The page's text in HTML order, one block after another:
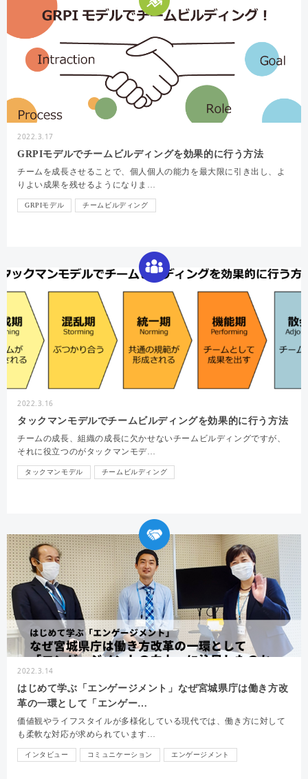
2022.3.17
GRPIモデルでチームビルディングを効果的に行う方法
チームを成長させることで、個人個人の能力を最大限に引き出し、よ
りよい成果を残せるようになりま…
GRPIモデル チームビルディング
2022.3.16
タックマンモデルでチームビルディングを効果的に行う方法
チームの成長、組織の成長に欠かせないチームビルディングですが、
それに役立つのがタックマンモデ…
タックマンモデル チームビルディング
2022.3.14
はじめて学ぶ「エンゲージメント」なぜ宮城県庁は働き方改
革の一環として「エンゲー…
価値観やライフスタイルが多様化している現代では、働き方に対して
も柔軟な対応が求められています…
インタビュー コミュニケーション エンゲージメント